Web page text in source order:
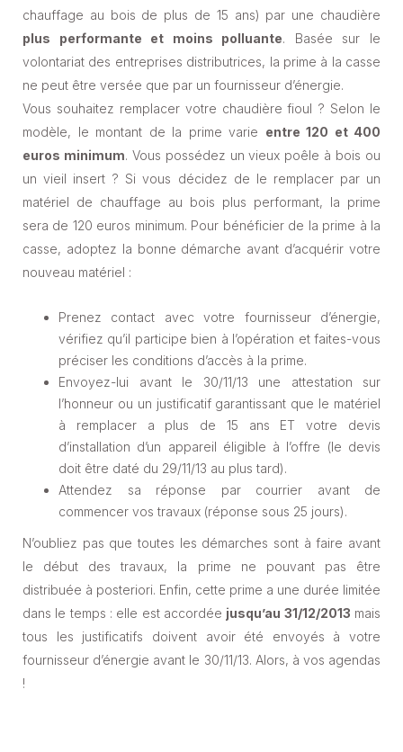
chauffage au bois de plus de 15 ans) par une chaudière
plus performante et moins polluante. Basée sur le
volontariat des entreprises distributrices, la prime à la casse
ne peut être versée que par un fournisseur d’énergie.
Vous souhaitez remplacer votre chaudière fioul ? Selon le
modèle, le montant de la prime varie entre 120 et 400
euros minimum. Vous possédez un vieux poêle à bois ou
un vieil insert ? Si vous décidez de le remplacer par un
matériel de chauffage au bois plus performant, la prime
sera de 120 euros minimum. Pour bénéficier de la prime à la
casse, adoptez la bonne démarche avant d’acquérir votre
nouveau matériel :
Prenez contact avec votre fournisseur d’énergie,
vérifiez qu’il participe bien à l’opération et faites-vous
préciser les conditions d’accès à la prime.
Envoyez-lui avant le 30/11/13 une attestation sur
l’honneur ou un justificatif garantissant que le matériel
à remplacer a plus de 15 ans ET votre devis
d’installation d’un appareil éligible à l’offre (le devis
doit être daté du 29/11/13 au plus tard).
Attendez sa réponse par courrier avant de
commencer vos travaux (réponse sous 25 jours).
N’oubliez pas que toutes les démarches sont à faire avant
le début des travaux, la prime ne pouvant pas être
distribuée à posteriori. Enfin, cette prime a une durée limitée
dans le temps : elle est accordée jusqu’au 31/12/2013 mais
tous les justificatifs doivent avoir été envoyés à votre
fournisseur d’énergie avant le 30/11/13. Alors, à vos agendas
!